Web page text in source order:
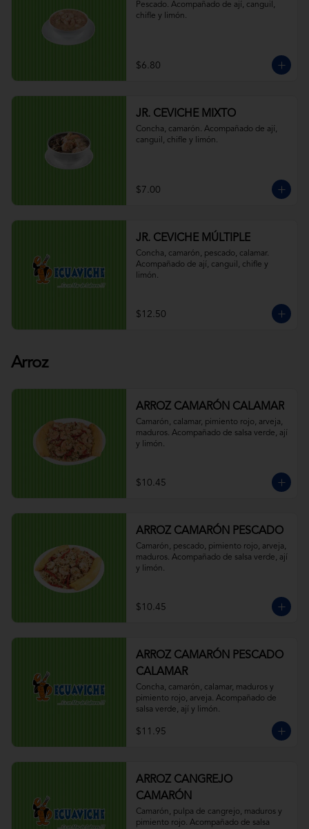
Pescado. Acompañado de ají, canguil,
chifle y limón.
$6.80
JR. CEVICHE MIXTO
Concha, camarón. Acompañado de ají,
canguil, chifle y limón.
$7.00
JR. CEVICHE MÚLTIPLE
Concha, camarón, pescado, calamar.
Acompañado de ají, canguil, chifle y
limón.
$12.50
Arroz
ARROZ CAMARÓN CALAMAR
Camarón, calamar, pimiento rojo, arveja,
maduros. Acompañado de salsa verde, ají
y limón.
$10.45
ARROZ CAMARÓN PESCADO
Camarón, pescado, pimiento rojo, arveja,
maduros. Acompañado de salsa verde, ají
y limón.
$10.45
ARROZ CAMARÓN PESCADO
CALAMAR
Concha, camarón, calamar, maduros y
pimiento rojo, arveja. Acompañado de
salsa verde, ají y limón.
$11.95
ARROZ CANGREJO
CAMARÓN
Camarón, pulpa de cangrejo, maduros y
pimiento rojo. Acompañado de salsa